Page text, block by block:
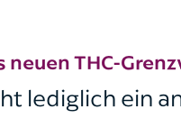
THC-
lediglich ein